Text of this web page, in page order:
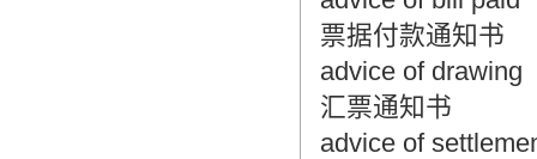
票据付款通知书
advice of drawing
汇票通知书
advice of